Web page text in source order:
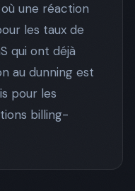
une réaction
les taux de
qui ont déjà
au dunning est
pour les
billing-